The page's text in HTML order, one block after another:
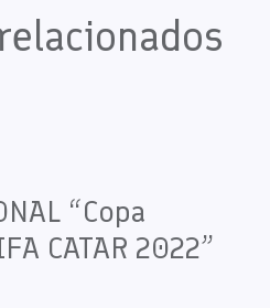
“Copa
CATAR 2022”